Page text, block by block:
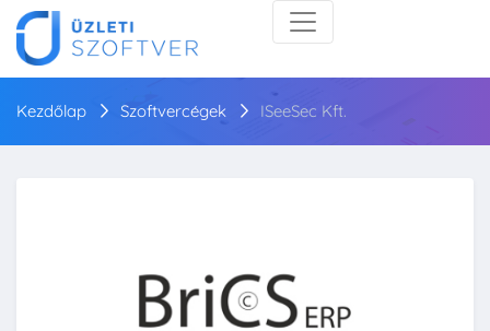
Kezdőlap Szoftvercégek ISeeSec Kft.